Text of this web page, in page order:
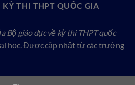
THI THPT QUỐC GIA
Bộ giáo dục về kỳ thi THPT quốc
học. Được cập nhật từ các trường